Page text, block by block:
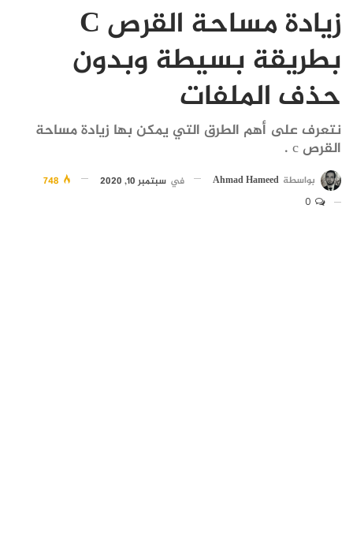
زيادة مساحة القرص C
بطريقة بسيطة وبدون
حذف الملفات
نتعرف على أهم الطرق التي يمكن بها زيادة مساحة
القرص c .
بواسطة Ahmad Hameed في سبتمبر 10, 2020